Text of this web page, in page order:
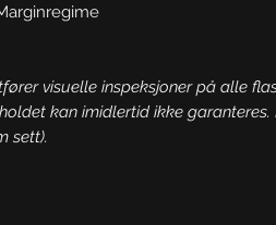
visuelle inspeksjoner på alle
kan imidlertid ikke garanteres.
sett).